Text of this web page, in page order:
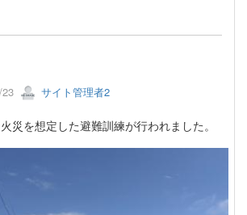
サイト管理者2
災を想定した避難訓練が行われました。